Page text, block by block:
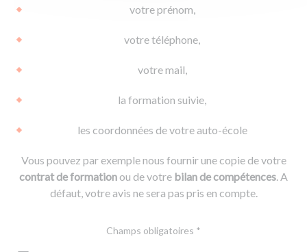
votre prénom,
votre téléphone,
votre mail,
la formation suivie,
les coordonnées de votre auto-école
Vous pouvez par exemple nous fournir une copie de votre
contrat de formationou de votre bilan de compétences. A
défaut, votre avis ne sera pas pris en compte.
Champs obligatoires *